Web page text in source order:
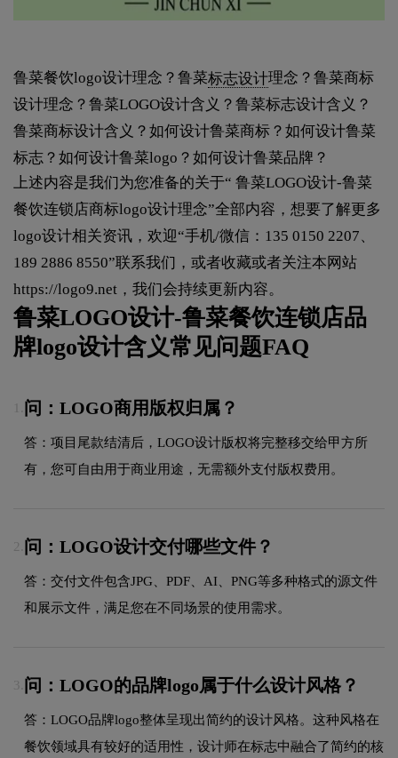
鲁菜餐饮logo设计理念？鲁菜标志设计理念？鲁菜商标
设计理念？鲁菜LOGO设计含义？鲁菜标志设计含义？
鲁菜商标设计含义？如何设计鲁菜商标？如何设计鲁菜
标志？如何设计鲁菜logo？如何设计鲁菜品牌？
上述内容是我们为您准备的关于“ 鲁菜LOGO设计-鲁菜
餐饮连锁店商标logo设计理念”全部内容，想要了解更多
logo设计相关资讯，欢迎“手机/微信：135 0150 2207、
189 2886 8550”联系我们，或者收藏或者关注本网站
https://logo9.net ，我们会持续更新内容。
鲁菜LOGO设计-鲁菜餐饮连锁店品
牌logo设计含义常见问题FAQ
问：LOGO商用版权归属？
答：项目尾款结清后，LOGO设计版权将完整移交给甲方所
有，您可自由用于商业用途，无需额外支付版权费用。
2. 问：LOGO设计交付哪些文件？
答：交付文件包含JPG、PDF、AI、PNG等多种格式的源文件
和展示文件，满足您在不同场景的使用需求。
3. 问：LOGO的品牌logo属于什么设计风格？
答：LOGO品牌logo整体呈现出简约的设计风格。这种风格在
餐饮领域具有较好的适用性，设计师在标志中融合了简约的核